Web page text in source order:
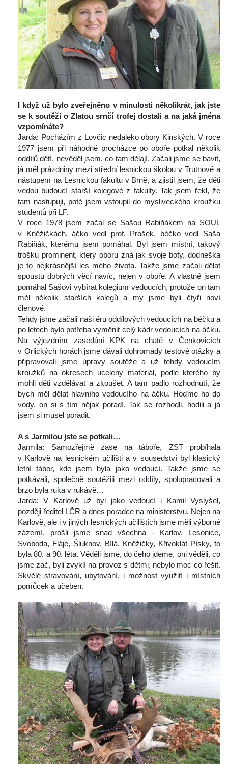
I když už bylo zveřejněno v minulosti několikrát, jak jste
e k soutěži o Zlatou srnčí trofej dostali a na jaká jména
vzpomínáte?
Jarda: Pocházím z Lovčic nedaleko obory Kinských. V roce
1977 jsem při náhodné procházce po oboře potkal několik
oddílů dětí, nevěděl jsem, co tam dělají. Začali jsme se bavit,
já měl prázdniny mezi střední lesnickou školou v Trutnově a
nástupem na Lesnickou fakultu v Brně, a zjistil jsem, že děti
vedou budoucí starší kolegové z fakulty. Tak jsem řekl, že
tam nastupuji, poté jsem vstoupil do mysliveckého kroužku
tudentů při LF.
V roce 1978 jsem začal se Sašou Rabiňákem na SOUL
v Kněžičkách, áčko vedl prof. Prošek, béčko vedl Saša
Rabiňák, kterému jsem pomáhal. Byl jsem místní, takový
trošku prominent, který oboru zná jak svoje boty, dodneška
je to nejkrásnější les mého života. Takže jsme začali dělat
poustu dobrých věcí navíc, nejen v oboře. A vlastně jsem
pomáhal Sašovi vybírat kolegium vedoucích, protože on tam
měl několik starších kolegů a my jsme byli čtyři noví
členové.
Tehdy jsme začali naši éru oddílových vedoucích na béčku a
po letech bylo potřeba vyměnit celý kádr vedoucích na áčku.
Na výjezdním zasedání KPK na chatě v Čenkovicích
v Orlických horách jsme dávali dohromady testové otázky a
připravovali jsme úpravy soutěže a už tehdy vedoucím
kroužků na okresech ucelený materiál, podle kterého by
mohli děti vzdělávat a zkoušet. A tam padlo rozhodnutí, že
bych měl dělat hlavního vedoucího na áčku. Hoďme ho do
vody, on si s tím nějak poradí. Tak se rozhodli, hodili a já
jsem si musel poradit.
A s Jarmilou jste se potkali…
Jarmila: Samozřejmě zase na táboře, ZST probíhala
v Karlově na lesnickém učilišti a v sousedství byl klasický
letní tábor, kde jsem byla jako vedoucí. Takže jsme se
potkávali, společně soutěžili mezi oddíly, spolupracovali a
brzo byla ruka v rukávě…
Jarda: V Karlově už byl jako vedoucí i Kamil Vyslyšel,
později ředitel LČR a dnes poradce na ministerstvu. Nejen na
Karlově, ale i v jiných lesnických učilištích jsme měli výborné
zázemí, prošli jsme snad všechna - Karlov, Lesonice,
Svoboda, Fláje, Šluknov, Bílá, Kněžičky, Křivoklát Písky, to
byla 80. a 90. léta. Věděli jsme, do čeho jdeme, oni věděli, co
jsme zač, byli zvyklí na provoz s dětmi, nebylo moc co řešit.
Skvělé stravování, ubytování, i možnost využití i místních
pomůcek a učeben.